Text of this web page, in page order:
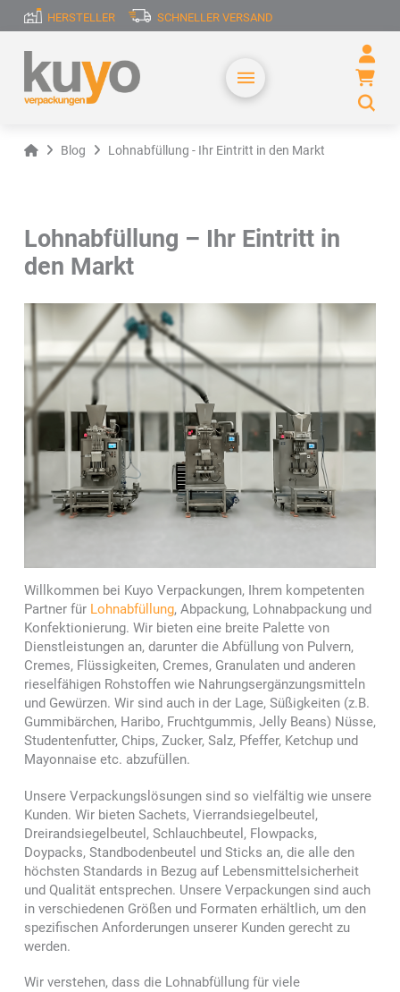
HERSTELLER SCHNELLER VERSAND
HomeBlog Lohnabfüllung - Ihr Eintritt in den Markt
Lohnabfüllung – Ihr Eintritt in
den Markt
Willkommen bei Kuyo Verpackungen, Ihrem kompetenten
Partner für Lohnabfüllung, Abpackung, Lohnabpackung und
Konfektionierung. Wir bieten eine breite Palette von
Dienstleistungen an, darunter die Abfüllung von Pulvern,
Cremes, Flüssigkeiten, Cremes, Granulaten und anderen
rieselfähigen Rohstoffen wie Nahrungsergänzungsmitteln
und Gewürzen. Wir sind auch in der Lage, Süßigkeiten (z.B.
Gummibärchen, Haribo, Fruchtgummis, Jelly Beans) Nüsse,
Studentenfutter, Chips, Zucker, Salz, Pfeffer, Ketchup und
Mayonnaise etc. abzufüllen.
Unsere Verpackungslösungen sind so vielfältig wie unsere
Kunden. Wir bieten Sachets, Vierrandsiegelbeutel,
Dreirandsiegelbeutel, Schlauchbeutel, Flowpacks,
Doypacks, Standbodenbeutel und Sticks an, die alle den
höchsten Standards in Bezug auf Lebensmittelsicherheit
und Qualität entsprechen. Unsere Verpackungen sind auch
in verschiedenen Größen und Formaten erhältlich, um den
spezifischen Anforderungen unserer Kunden gerecht zu
werden.
Wir verstehen, dass die Lohnabfüllung für viele